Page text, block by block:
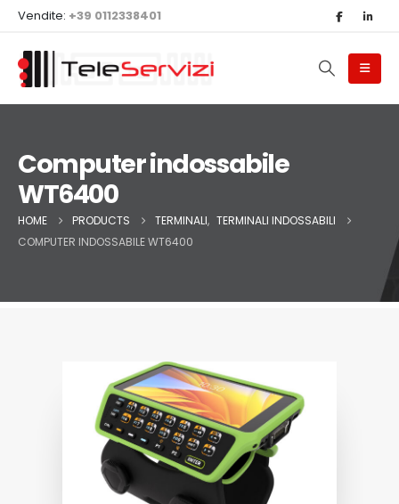
Vendite: +39 0112338401
Computer indossabile
WT6400
HOME PRODUCTS TERMINALI, TERMINALI INDOSSABILI
COMPUTER INDOSSABILE WT6400